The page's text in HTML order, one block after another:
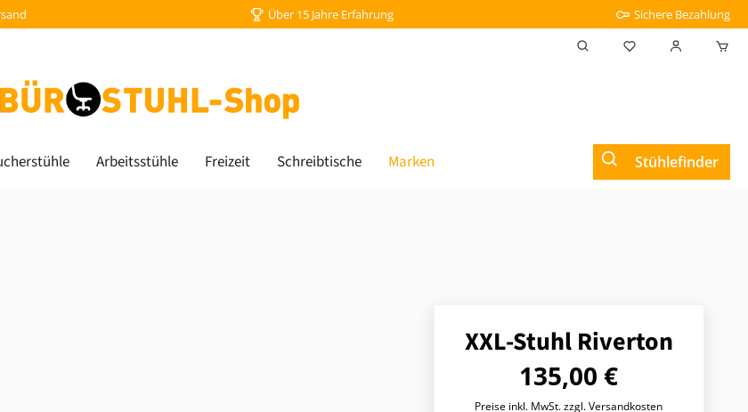
Über 15 Jahre Erfahrung Sichere Bezahlung
Du hast 0
Arbeitsstühle Freizeit Schreibtische Marken Stühlefinder
XXL-Stuhl Riverton
Regulärer Preis:
135,00 €
Preise inkl. MwSt. zzgl. Versandkosten